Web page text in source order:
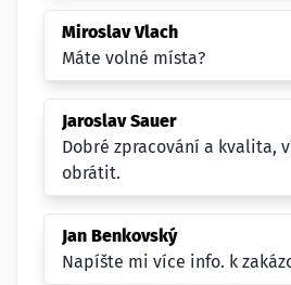
Miroslav Vlach
Máte volné místa?
Jaroslav Sauer
Dobré zpracování a kvalita,
obrátit.
Jan Benkovský
Napíšte mi více info. k